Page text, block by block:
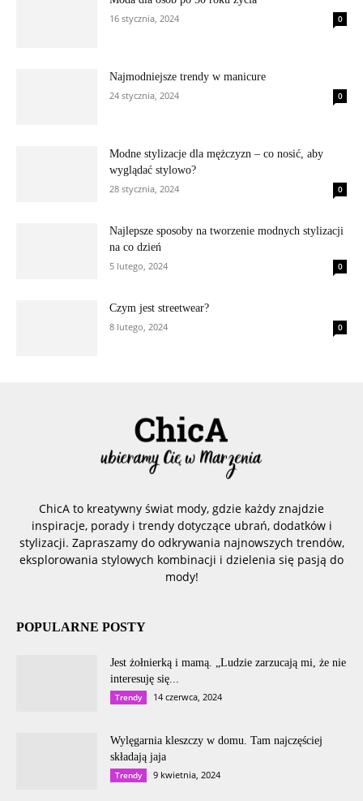
16 stycznia, 2024
0
Najmodniejsze trendy w manicure
24 stycznia, 2024
0
Modne stylizacje dla mężczyzn – co nosić, aby
wyglądać stylowo?
28 stycznia, 2024
0
Najlepsze sposoby na tworzenie modnych stylizacji
na co dzień
5 lutego, 2024
0
Czym jest streetwear?
8 lutego, 2024
0
ChicA to kreatywny świat mody, gdzie każdy znajdzie
inspiracje, porady i trendy dotyczące ubrań, dodatków i
stylizacji. Zapraszamy do odkrywania najnowszych trendów,
eksplorowania stylowych kombinacji i dzielenia się pasją do
mody!
POPULARNE POSTY
Jest żołnierką i mamą. „Ludzie zarzucają mi, że nie
interesuję się...
Trendy 14 czerwca, 2024
Wylęgarnia kleszczy w domu. Tam najczęściej
składają jaja
Trendy 9 kwietnia, 2024